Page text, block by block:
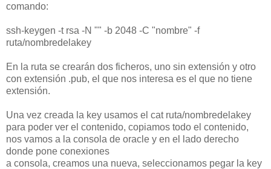
comando:
ssh-keygen -t rsa -N "" -b 2048 -C "nombre" -f
ruta/nombredelakey
En la ruta se crearán dos ficheros, uno sin extensión y otro
con extensión .pub, el que nos interesa es el que no tiene
extensión.
Una vez creada la key usamos el cat ruta/nombredelakey
para poder ver el contenido, copiamos todo el contenido,
nos vamos a la consola de oracle y en el lado derecho
donde pone conexiones
a consola, creamos una nueva, seleccionamos pegar la key